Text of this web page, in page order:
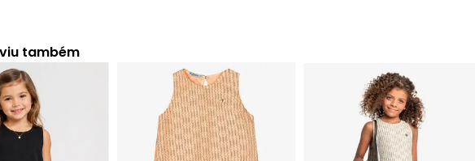
também